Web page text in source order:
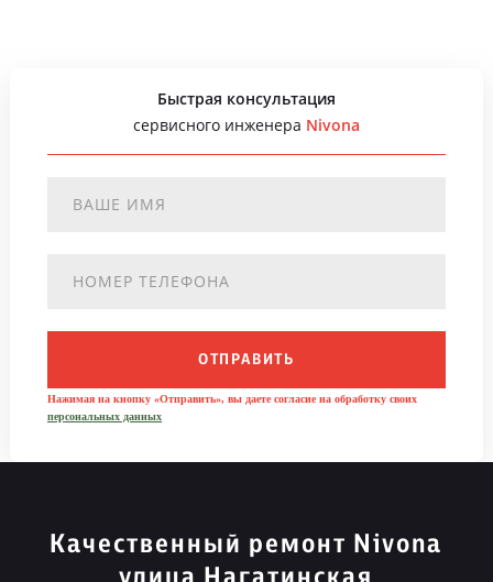
Быстрая консультация
сервисного инженера Nivona
ОТПРАВИТЬ
Нажимая на кнопку «Отправить», вы даете согласие на обработку своих
персональных данных
Качественный ремонт Nivona